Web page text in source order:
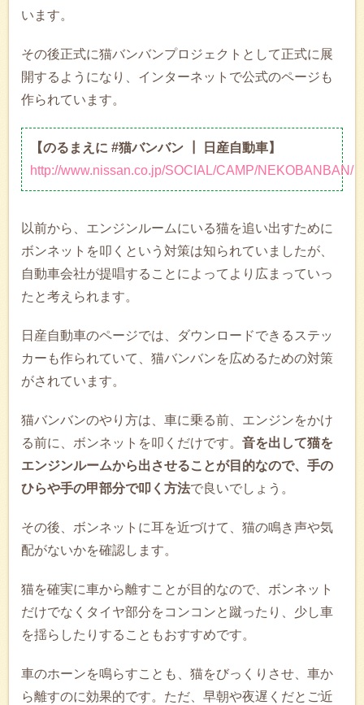
います。
その後正式に猫バンバンプロジェクトとして正式に展
開するようになり、インターネットで公式のページも
作られています。
【のるまえに #猫バンバン ┃ 日産自動車】
http://www.nissan.co.jp/SOCIAL/CAMP/NEKOBANBAN/
以前から、エンジンルームにいる猫を追い出すために
ボンネットを叩くという対策は知られていましたが、
自動車会社が提唱することによってより広まっていっ
たと考えられます。
日産自動車のページでは、ダウンロードできるステッ
カーも作られていて、猫バンバンを広めるための対策
がされています。
猫バンバンのやり方は、車に乗る前、エンジンをかけ
る前に、ボンネットを叩くだけです。 音を出して猫を
エンジンルームから出させることが目的なので、手の
ひらや手の甲部分で叩く方法で良いでしょう。
その後、ボンネットに耳を近づけて、猫の鳴き声や気
配がないかを確認します。
猫を確実に車から離すことが目的なので、ボンネット
だけでなくタイヤ部分をコンコンと蹴ったり、少し車
を揺らしたりすることもおすすめです。
車のホーンを鳴らすことも、猫をびっくりさせ、車か
ら離すのに効果的です。ただ、早朝や夜遅くだとご近